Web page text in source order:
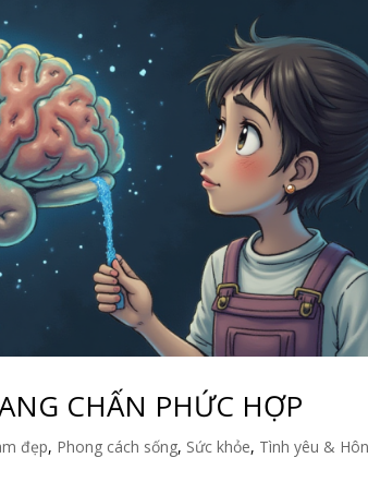
CHẤN PHỨC HỢP
đẹp, Phong cách sống, Sức khỏe, Tình yêu &